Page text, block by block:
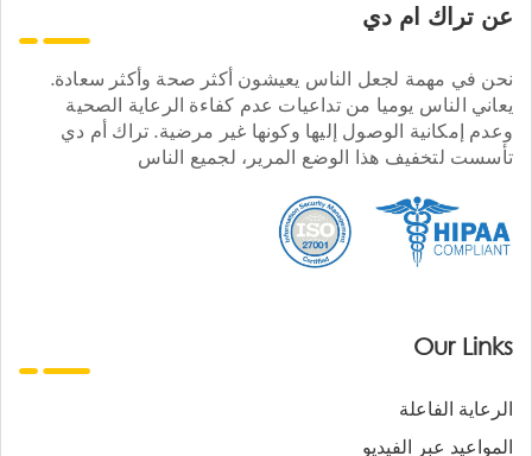
عن تراك ام دي
نحن في مهمة لجعل الناس يعيشون أكثر صحة وأكثر سعادة.
يعاني الناس يوميا من تداعيات عدم كفاءة الرعاية الصحية
وعدم إمكانية الوصول إليها وكونها غير مرضية. تراك أم دي
تأسست لتخفيف هذا الوضع المرير، لجميع الناس
Our Links
الرعاية الفاعلة
المواعيد عبر الفيديو